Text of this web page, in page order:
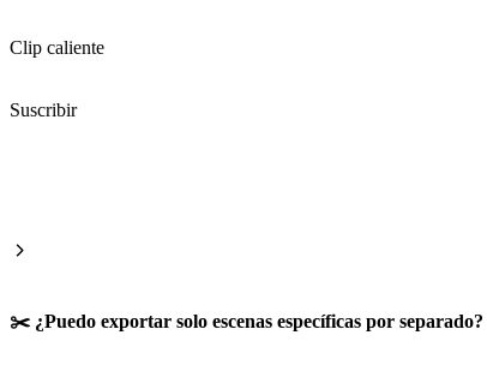
Clip caliente
Suscribir
✂️ ¿Puedo exportar solo escenas específicas por separado?